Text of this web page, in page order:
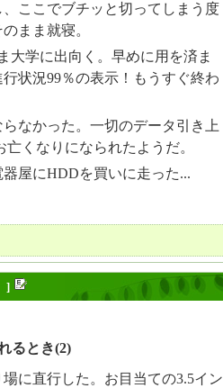
ここでブチッと切ってしまう度
まま就寝。
大学に出向く。早めに用を済ま
状況99％の表示！もうすぐ終わ
なかった。一切のデータ引き上
くなりになられたようだ。
屋にHDDを買いに走った...
]
るとき(2)
に直行した。お目当ての3.5イン